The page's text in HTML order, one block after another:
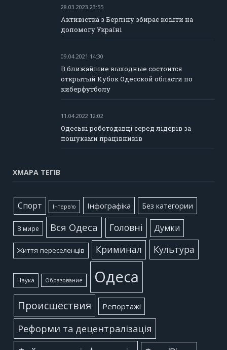
28.03.2023 23:55
Активістка з Берліну збирає кошти на
допомогу Україні
09.04.2021 14:30
В ближайшие выходные состоится
открытый Кубок Одесской области по
киберфутболу
11.04.2022 12:02
Одеські роботодавці серед лідерів за
пошуками працівників
ХМАРА ТЕГІВ
Cпорт Інтерв'ю Інфографіка Без категории
В мире Вся Одеса Головні Думки
Життя переселенців Криминал Культура
Наука Образование Одеса
Происшествия Репортажі
Реформи та децентралізація